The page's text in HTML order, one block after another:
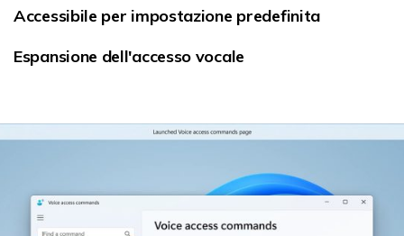
Accessibile per impostazione predefinita
Espansione dell'accesso vocale